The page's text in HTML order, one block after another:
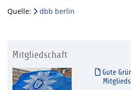
Quelle:
dbb berlin
Mitgliedschaft
Gute